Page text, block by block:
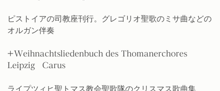
ピストイアの司教座刊行。グレゴリオ聖歌のミサ曲などの
オルガン伴奏
+Weihnachtsliedenbuch des Thomanerchores
Leipzig Carus
ライプツィヒ聖トマス教会聖歌隊のクリスマス歌曲集